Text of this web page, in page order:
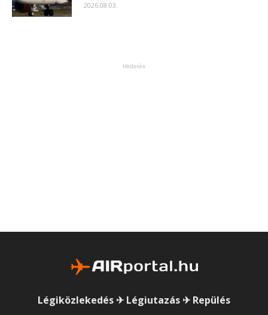
2026.08.03.
Hirdetés
Légiközlekedés ✈ Légiutazás ✈ Repülés